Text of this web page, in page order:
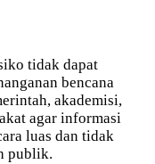
tidak dapat
bencana
akademisi,
agar informasi
luas dan tidak
publik.